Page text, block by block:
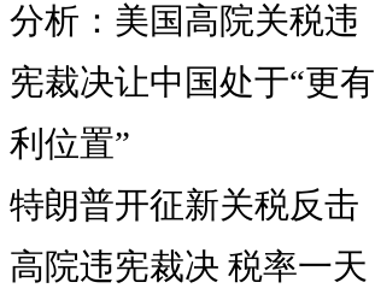
分析：美国高院关税违
宪裁决让中国处于“更有
利位置”
特朗普开征新关税反击
高院违宪裁决 税率一天